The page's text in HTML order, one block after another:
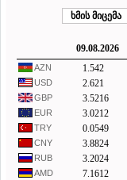
09.08.2026
AZN 1.542
USD 2.621
GBP 3.5216
EUR 3.0212
TRY 0.0549
CNY 3.8824
RUB 3.2024
AMD 7.1612